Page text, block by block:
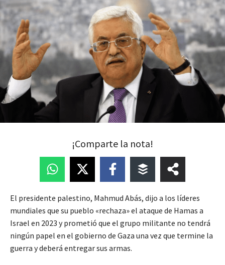
¡Comparte la nota!
El presidente palestino, Mahmud Abás, dijo a los líderes
mundiales que su pueblo «rechaza» el ataque de Hamas a
Israel en 2023 y prometió que el grupo militante no tendrá
ningún papel en el gobierno de Gaza una vez que termine la
guerra y deberá entregar sus armas.